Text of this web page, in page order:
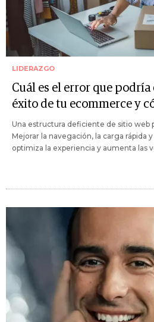
LIDERAZGO
Cuál es el error que podría
éxito de tu ecommerce y
Una estructura deficiente de sitio web
Mejorar la navegación, la carga rápida
optimiza la experiencia y aumenta las